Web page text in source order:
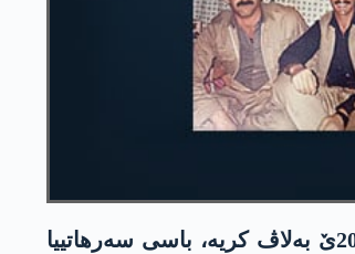
سه‌رۆك مه‌سعوود بارزانی د پرتووكا خوه‌ ده‌ یا ب ناڤێ «بارزانی و بزاڤا رزگاریخوازا كورد» ده‌ كو ل خزیرانا ئیسال 2022ێ به‌لاڤ كریه‌، باسی سه‌رهاتییا